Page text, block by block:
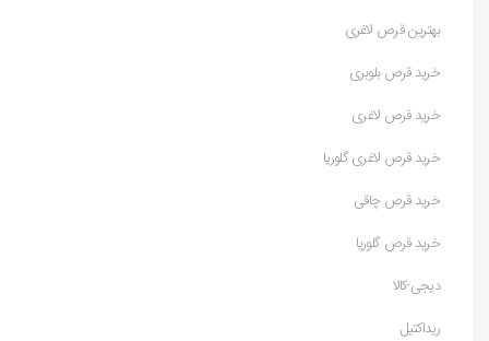
بهترین قرص لاغری
خرید قرص بلوبری
خرید قرص لاغری
خرید قرص لاغری گلوریا
خرید قرص چاقی
خرید قرص گلوریا
دیجی-کالا
ریداکتیل